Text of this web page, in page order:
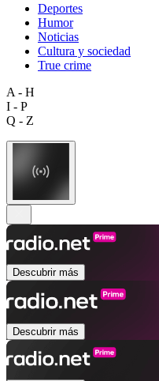
Deportes
Humor
Noticias
Cultura y sociedad
True crime
A - H
I - P
Q - Z
Descubrir más
Descubrir más